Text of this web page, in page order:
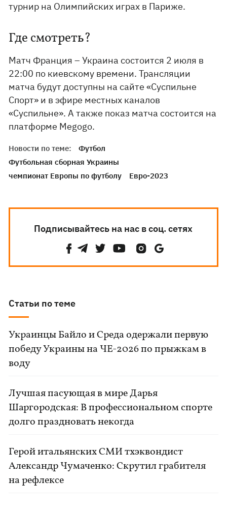
турнир на Олимпийских играх в Париже.
Где смотреть?
Матч Франция – Украина состоится 2 июля в
22:00 по киевскому времени. Трансляции
матча будут доступны на сайте «Суспильне
Спорт» и в эфире местных каналов
«Суспильне». А также показ матча состоится на
платформе Megogo.
Новости по теме:
Футбол
Футбольная сборная Украины
чемпионат Европы по футболу
Евро-2023
Подписывайтесь на нас в соц. сетях
Статьи по теме
Украинцы Байло и Среда одержали первую
победу Украины на ЧЕ-2026 по прыжкам в
воду
Лучшая пасующая в мире Дарья
Шаргородская: В профессиональном спорте
долго праздновать некогда
Герой итальянских СМИ тхэквондист
Александр Чумаченко: Скрутил грабителя
на рефлексе